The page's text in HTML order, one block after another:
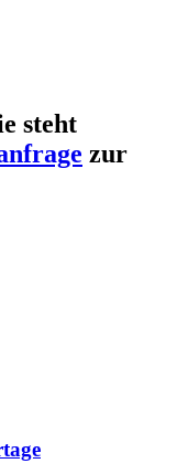
steht
zur